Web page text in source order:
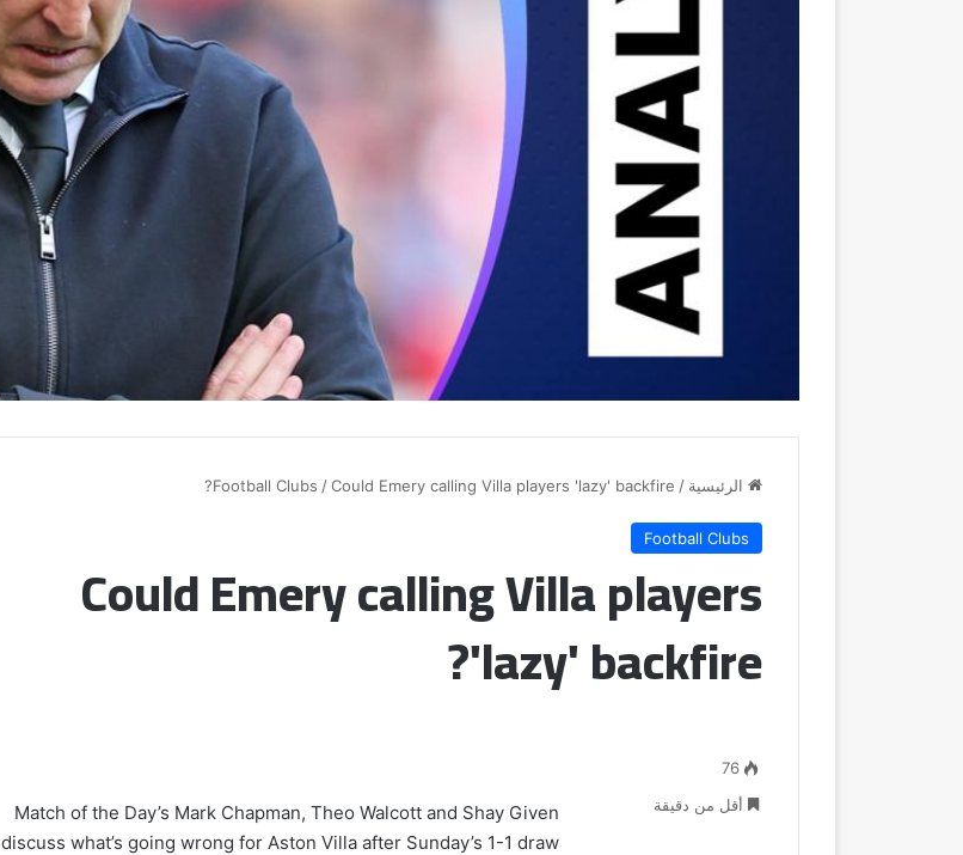
الرئيسية /
Football Clubs /Could Emery calling Villa players 'lazy' backfire?
Football Clubs
Could Emery calling Villa players
'lazy' backfire?
Match of the Day’s Mark Chapman, Theo Walcott and Shay Given
discuss what’s going wrong for Aston Villa after Sunday’s 1-1 draw
76
أقل من دقيقة